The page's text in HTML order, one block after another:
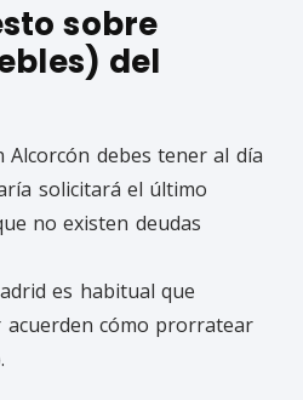
sobre
del
debes tener al día
solicitará el último
no existen deudas
es habitual que
acuerden cómo prorratear